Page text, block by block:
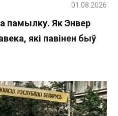
памылку. Як Энвер
які павінен быў
01.08.2026